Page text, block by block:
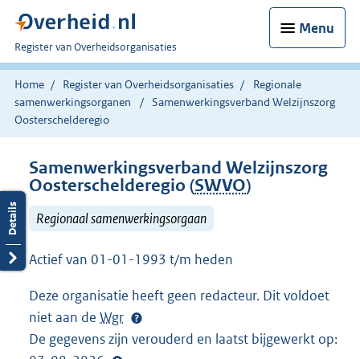
Menu
U
bent
nu
hier:
Register van Overheidsorganisaties
Home Register van Overheidsorganisaties
Regionale
samenwerkingsorganen
Samenwerkingsverband Welzijnszorg
Oosterschelderegio
Samenwerkingsverband Welzijnszorg
Oosterschelderegio (SWVO)
Regionaal samenwerkingsorgaan
Actief van 01-01-1993 t/m heden
Deze organisatie heeft geen redacteur. Dit voldoet
niet aan de Wgr
De gegevens zijn verouderd en laatst bijgewerkt op: